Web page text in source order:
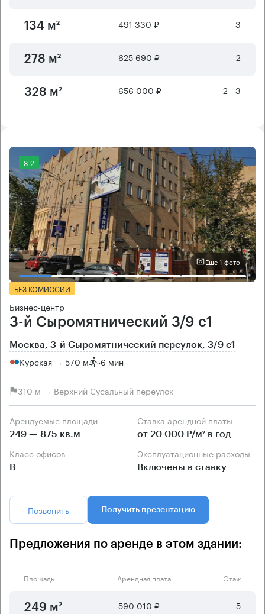
134 м² 491 330 ₽ 3
278 м² 625 690 ₽ 2
328 м² 656 000 ₽ 2 - 3
8.2
Еще 1 фото
БЕЗ КОМИССИИ
Бизнес-центр
3-й Сыромятнический 3/9 с1
Москва, 3-й Сыромятнический переулок, 3/9 с1
Курская → 570 м ~6 мин
310 м → Верхний Сусальный переулок
Арендуемые площади
249 — 875 кв.м
Ставка арендной платы
от 20 000 Р/м² в год
Класс офисов
B
Эксплуатационные расходы
Включены в ставку
Позвонить Получить презентацию
Предложения по аренде в этом здании:
Площадь Арендная плата Этаж
249 м² 590 010 ₽ 5